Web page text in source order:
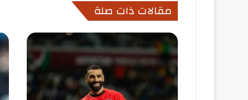
مقالات ذات صلة